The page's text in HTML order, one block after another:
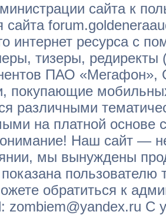
сайта к
сайта
интернет ресурса с
тизеры,
ПАО
покупающие
различными
на платной основе
Наш сайт —
мы вынуждены
пользователю
обратиться к
zombiem@yandex.ru С